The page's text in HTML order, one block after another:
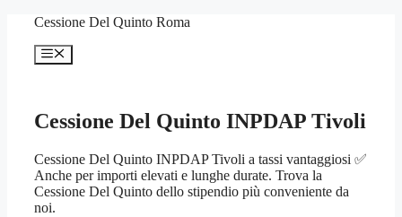
contenuto
Cessione Del Quinto Roma
Menu
Cessione Del Quinto INPDAP Tivoli
Cessione Del Quinto INPDAP Tivoli a tassi vantaggiosi ✅
Anche per importi elevati e lunghe durate. Trova la
Cessione Del Quinto dello stipendio più conveniente da
noi.